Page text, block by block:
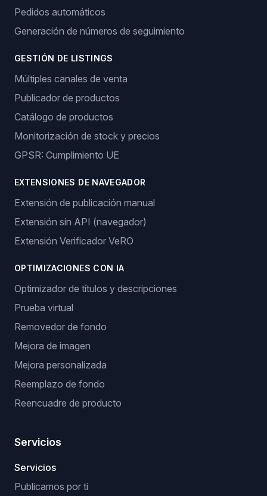
Pedidos automáticos
Generación de números de seguimiento
GESTIÓN DE LISTINGS
Múltiples canales de venta
Publicador de productos
Catálogo de productos
Monitorización de stock y precios
GPSR: Cumplimiento UE
EXTENSIONES DE NAVEGADOR
Extensión de publicación manual
Extensión sin API (navegador)
Extensión Verificador VeRO
OPTIMIZACIONES CON IA
Optimizador de títulos y descripciones
Prueba virtual
Removedor de fondo
Mejora de imagen
Mejora personalizada
Reemplazo de fondo
Reencuadre de producto
Servicios
Servicios
Publicamos por ti